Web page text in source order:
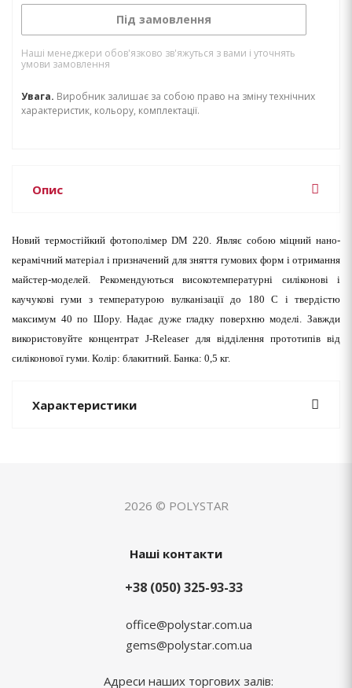
Під замовлення
Наші менеджери обов'язково зв'яжуться з вами і уточнять
умови замовлення
Увага. Виробник залишає за собою право на зміну технічних
характеристик, кольору, комплектації.
Опис
Новий термостійкий фотополімерDM 220. Являє собою міцний нано-
керамічний матеріал і призначений для зняття гумових форм і отримання
майстер-моделей. Рекомендуються високотемпературні силіконові і
каучукові гуми з температурою вулканізації до 180 С і твердістю
максимум 40 по Шору. Надає дуже гладку поверхню моделі. Завжди
використовуйте концентрат J-Releaser для відділення прототипів від
силіконової гуми. Колір: блакитний. Банка: 0,5 кг.
Характеристики
2026 © POLYSTAR
Наші контакти
+38 (050) 325-93-33
office@polystar.com.ua
gems@polystar.com.ua
Адреси наших торгових залів: